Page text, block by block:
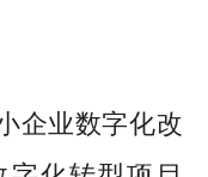
企业数字化改